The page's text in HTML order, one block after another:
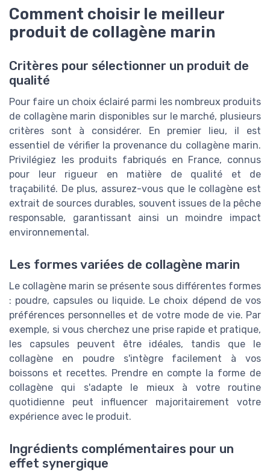
Comment choisir le meilleur
produit de collagène marin
Critères pour sélectionner un produit de
qualité
Pour faire un choix éclairé parmi les nombreux produits
de collagène marin disponibles sur le marché, plusieurs
critères sont à considérer. En premier lieu, il est
essentiel de vérifier la provenance du collagène marin.
Privilégiez les produits fabriqués en France, connus
pour leur rigueur en matière de qualité et de
traçabilité. De plus, assurez-vous que le collagène est
extrait de sources durables, souvent issues de la pêche
responsable, garantissant ainsi un moindre impact
environnemental.
Les formes variées de collagène marin
Le collagène marin se présente sous différentes formes
: poudre, capsules ou liquide. Le choix dépend de vos
préférences personnelles et de votre mode de vie. Par
exemple, si vous cherchez une prise rapide et pratique,
les capsules peuvent être idéales, tandis que le
collagène en poudre s'intègre facilement à vos
boissons et recettes. Prendre en compte la forme de
collagène qui s'adapte le mieux à votre routine
quotidienne peut influencer majoritairement votre
expérience avec le produit.
Ingrédients complémentaires pour un
effet synergique